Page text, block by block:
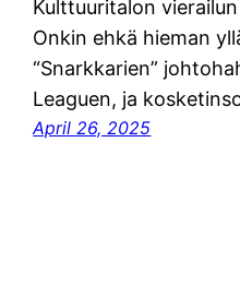
Kulttuuritalon
Onkin ehkä hieman
“Snarkkarien”
Leaguen, ja
April 26, 2025